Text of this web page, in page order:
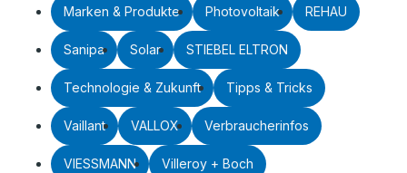
Marken & Produkte Photovoltaik REHAU
Sanipa Solar STIEBEL ELTRON
Technologie & Zukunft Tipps & Tricks
Vaillant VALLOX Verbraucherinfos
VIESSMANN Villeroy + Boch